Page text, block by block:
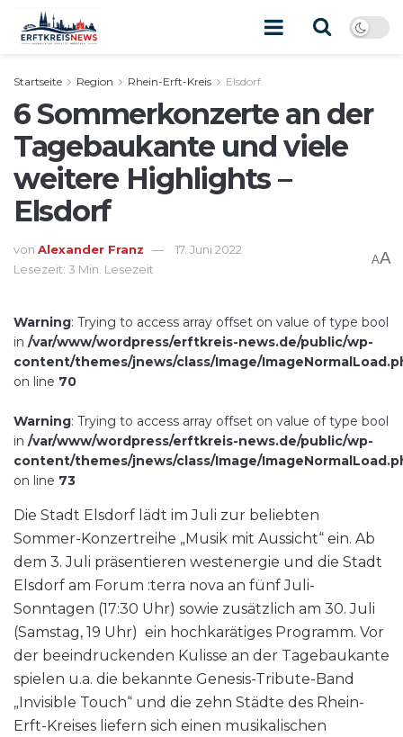
Startseite Region Rhein-Erft-Kreis Elsdorf
6 Sommerkonzerte an der
Tagebaukante und viele
weitere Highlights –
Elsdorf
von Alexander Franz
17. Juni 2022
Lesezeit: 3 Min. Lesezeit
AA
Warning: Trying to access array offset on value of type bool
in /var/www/wordpress/erftkreis-news.de/public/wp-
content/themes/jnews/class/Image/
on line 70
Warning: Trying to access array offset on value of type bool
in /var/www/wordpress/erftkreis-news.de/public/wp-
content/themes/jnews/class/Image/
on line 73
Die Stadt Elsdorf lädt im Juli zur beliebten
Sommer-Konzertreihe „Musik mit Aussicht“ ein. Ab
dem 3. Juli präsentieren westenergie und die Stadt
Elsdorf am Forum :terra nova an fünf Juli-
Sonntagen (17:30 Uhr) sowie zusätzlich am 30. Juli
(Samstag, 19 Uhr) ein hochkarätiges Programm. Vor
der beeindruckenden Kulisse an der Tagebaukante
spielen u.a. die bekannte Genesis-Tribute-Band
„Invisible Touch“ und die zehn Städte des Rhein-
Erft-Kreises liefern sich einen musikalischen